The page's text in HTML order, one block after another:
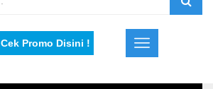
Cek Promo Disini !